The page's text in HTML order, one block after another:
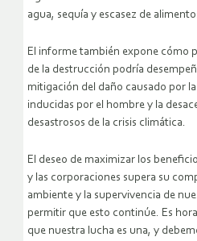
agua, sequía y escasez de
El informe también expone cómo
de la destrucción podría
mitigación del daño causado por
inducidas por el hombre y la
desastrosos de la crisis climática.
El deseo de maximizar los
y las corporaciones supera su
ambiente y la supervivencia de
permitir que esto continúe. Es
que nuestra lucha es una, y